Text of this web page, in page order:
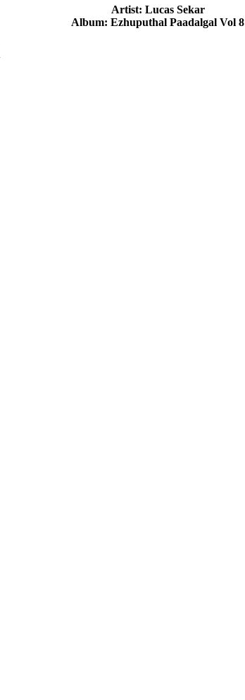
Artist: Lucas Sekar
Album: Ezhuputhal Paadalgal Vol 8